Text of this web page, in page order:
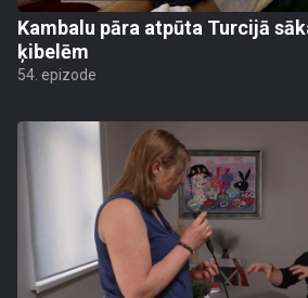
Kambalu pāra atpūta Turcijā
ķibelēm
54. epizode